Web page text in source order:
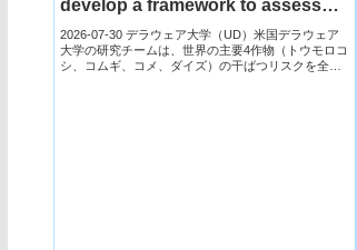
develop a framework to assess
the resilience and sensitivity of
crops to drought）
2026-07-30 デラウェア大学（UD）米国デラウェア
大学の研究チームは、世界の主要4作物（トウモロコ
シ、コムギ、コメ、ダイズ）の干ばつリスクを全球